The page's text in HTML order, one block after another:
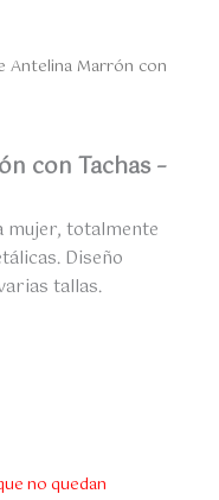
Antelina Marrón con
con Tachas –
mujer, totalmente
Diseño
tallas.
no quedan